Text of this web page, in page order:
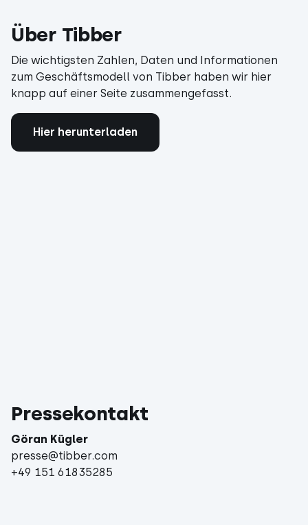
Über Tibber
Die wichtigsten Zahlen, Daten und Informationen
zum Geschäftsmodell von Tibber haben wir hier
knapp auf einer Seite zusammengefasst.
Hier herunterladen
Pressekontakt
Göran Kügler
presse@tibber.com
+49 151 61835285